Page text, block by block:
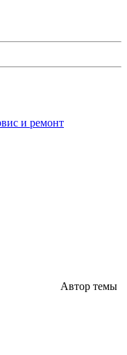
и ремонт
Автор темы